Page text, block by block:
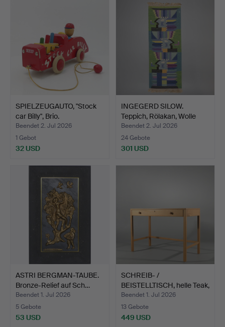
SPIELZEUGAUTO, "Stock
car Billy", Brio.
Beendet 2. Jul 2026
1 Gebot
32 USD
INGEGERD SILOW.
Teppich, Rölakan, Wolle
au…
Beendet 2. Jul 2026
24 Gebote
301 USD
ASTRI BERGMAN-TAUBE.
Bronze-Relief auf Sch…
Beendet 1. Jul 2026
5 Gebote
53 USD
SCHREIB- /
BEISTELLTISCH, helle Teak,
"Dip…
Beendet 1. Jul 2026
13 Gebote
449 USD